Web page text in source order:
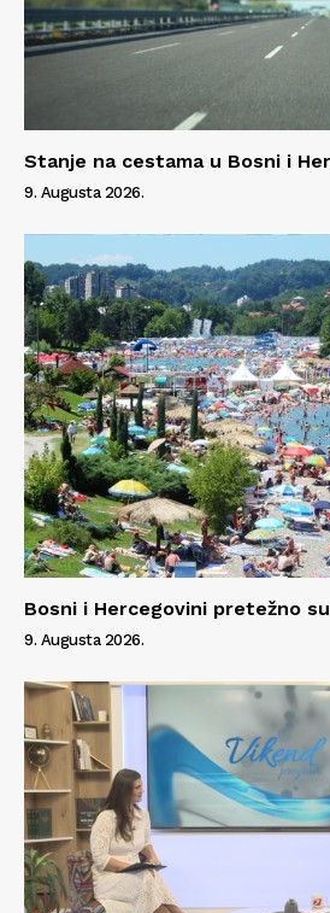
Stanje na cestama u Bosni i
9. Augusta 2026.
Bosni i Hercegovini pretežno
9. Augusta 2026.